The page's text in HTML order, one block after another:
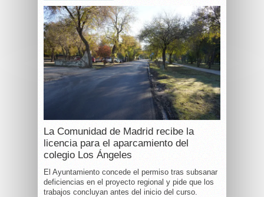
La Comunidad de Madrid recibe la
licencia para el aparcamiento del
colegio Los Ángeles
El Ayuntamiento concede el permiso tras subsanar
deficiencias en el proyecto regional y pide que los
trabajos concluyan antes del inicio del curso.